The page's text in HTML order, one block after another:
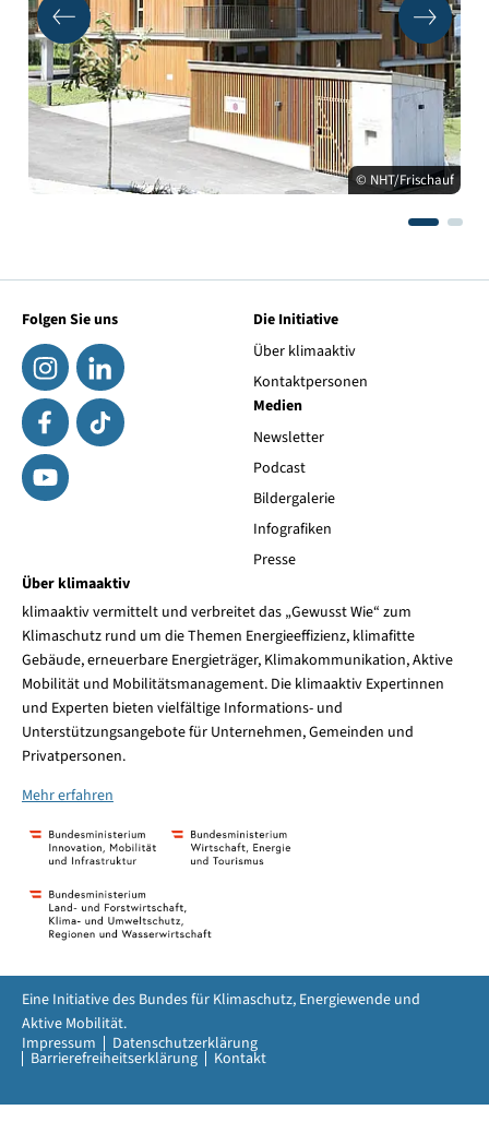
© NHT/Frischauf
Folgen Sie uns
Die Initiative
Über klimaaktiv
Kontaktpersonen
Medien
Newsletter
Podcast
Bildergalerie
Infografiken
Presse
Über klimaaktiv
klimaaktiv vermittelt und verbreitet das „Gewusst Wie“ zum
Klimaschutz rund um die Themen Energieeffizienz, klimafitte
Gebäude, erneuerbare Energieträger, Klimakommunikation, Aktive
Mobilität und Mobilitätsmanagement. Die klimaaktiv Expertinnen
und Experten bieten vielfältige Informations- und
Unterstützungsangebote für Unternehmen, Gemeinden und
Privatpersonen.
Mehr erfahren
Impressum Datenschutzerklärung
Barrierefreiheitserklärung Kontakt
Eine Initiative des Bundes für Klimaschutz, Energiewende und
Aktive Mobilität.